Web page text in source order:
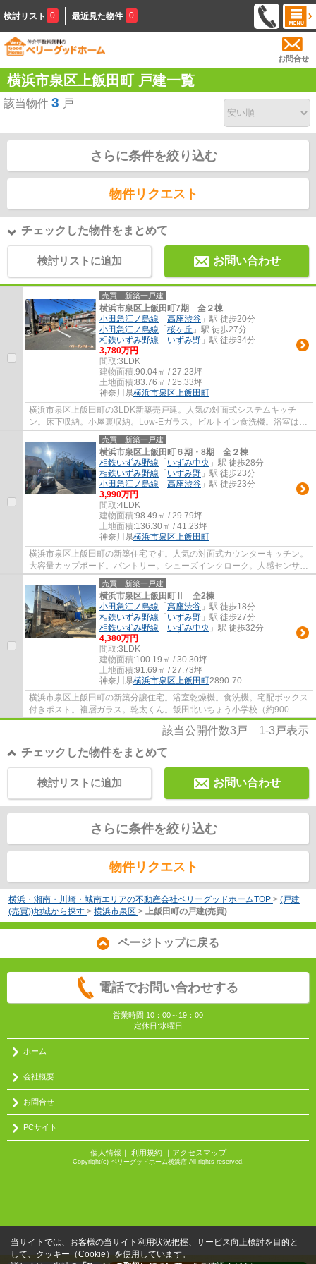
検討リスト 0 最近見た物件 0
お問合せ
横浜市泉区上飯田町 戸建一覧
該当物件 3 戸
さらに条件を絞り込む
物件リクエスト
チェックした物件をまとめて
検討リストに追加 お問い合わせ
売買｜新築一戸建
横浜市泉区上飯田町7期 全２棟
小田急江ノ島線 「 高座渋谷 」駅 徒歩20分
小田急江ノ島線 「 桜ヶ丘 」駅 徒歩27分
相鉄いずみ野線 「 いずみ野 」駅 徒歩34分
3,780万円
間取:3LDK
建物面積:90.04㎡ / 27.23坪
土地面積:83.76㎡ / 25.33坪
神奈川県横浜市泉区上飯田町
横浜市泉区上飯田町の3LDK新築売戸建。人気の対面式システムキッチ
ン。床下収納。小屋裏収納。Low-Eガラス。ビルトイン食洗機。浴室は浴
室乾燥機付き。大型浴室TV。スマートロック。制...
売買｜新築一戸建
横浜市泉区上飯田町６期・8期 全２棟
相鉄いずみ野線 「 いずみ中央 」駅 徒歩28分
相鉄いずみ野線 「 いずみ野 」駅 徒歩23分
小田急江ノ島線 「 高座渋谷 」駅 徒歩23分
3,990万円
間取:4LDK
建物面積:98.49㎡ / 29.79坪
土地面積:136.30㎡ / 41.23坪
神奈川県横浜市泉区上飯田町
横浜市泉区上飯田町の新築住宅です。人気の対面式カウンターキッチン。
大容量カップボード。パントリー。シューズインクローク。人感センサー
付き玄関灯。全居室Low-Eガラス。省エネ基...
売買｜新築一戸建
横浜市泉区上飯田町Ⅱ 全2棟
小田急江ノ島線 「 高座渋谷 」駅 徒歩18分
相鉄いずみ野線 「 いずみ野 」駅 徒歩27分
相鉄いずみ野線 「 いずみ中央 」駅 徒歩32分
4,380万円
間取:3LDK
建物面積:100.19㎡ / 30.30坪
土地面積:91.69㎡ / 27.73坪
神奈川県横浜市泉区上飯田町2890-70
横浜市泉区上飯田町の新築分譲住宅。浴室乾燥機。食洗機。宅配ボックス
付きポスト。複層ガラス。乾太くん。飯田北いちょう小学校（約900
ｍ）・上飯田中学校（約500ｍ）学区です
該当公開件数3 戸 1-3 戸表示
チェックした物件をまとめて
お問い合わせ
検討リストに追加
さらに条件を絞り込む
物件リクエスト
横浜・湘南・川崎・城南エリアの不動産会社ベリーグッドホームTOP > (戸建
(売買))地域から探す > 横浜市泉区 > 上飯田町の戸建(売買)
ページトップに戻る
電話でお問い合わせする
営業時間:10：00～19：00
定休日:水曜日
ホーム
会社概要
お問合せ
PCサイト
個人情報 ｜ 利用規約｜ アクセスマップ
Copyright(c) ベリーグッドホーム横浜店 All rights reserved.
当サイトでは、お客様の当サイト利用状況把握、サービス向上検討を目的と
して、クッキー（Cookie）を使用しています。